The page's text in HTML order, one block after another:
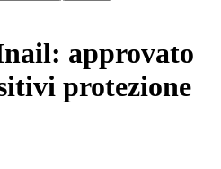
approvato
protezione